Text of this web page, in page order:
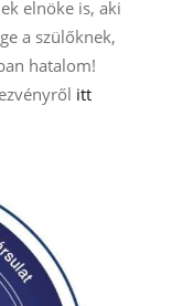
elnöke is, aki
a szülőknek,
hatalom!
itt